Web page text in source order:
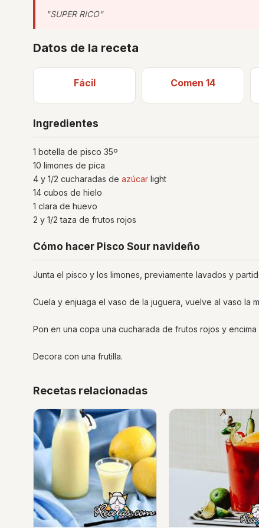
"SUPER RICO"
Datos de la receta
Fácil Comen 14
Ingredientes
1 botella de pisco 35º
10 limones de pica
4 y 1/2 cucharadas de azúcar light
14 cubos de hielo
1 clara de huevo
2 y 1/2 taza de frutos rojos
Cómo hacer Pisco Sour navideño
Junta el pisco y los limones, previamente lavados y
Cuela y enjuaga el vaso de la juguera, vuelve al vaso la
Pon en una copa una cucharada de frutos rojos y
Decora con una frutilla.
Recetas relacionadas